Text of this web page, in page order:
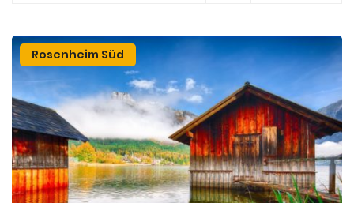
Rosenheim Süd